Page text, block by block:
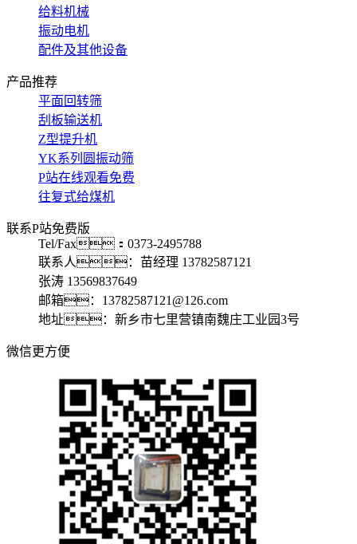
给料机械
振动电机
配件及其他设备
产品推荐
平面回转筛
刮板输送机
Z型提升机
YK系列圆振动筛
P站在线观看免费
往复式给煤机
联系P站免费版
Tel/Fax：0373-2495788
联系人：苗经理 13782587121
张涛 13569837649
邮箱：13782587121@126.com
地址：新乡市七里营镇南魏庄工业园3号
微信更方便